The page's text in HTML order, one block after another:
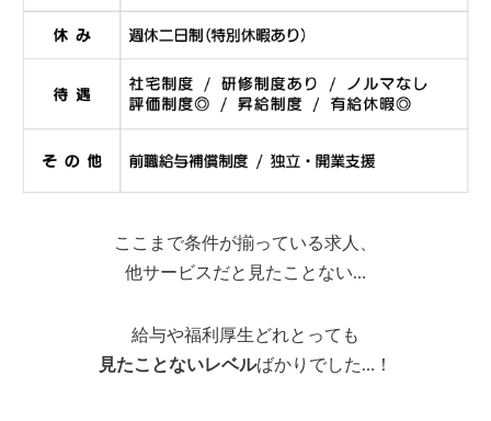
ここまで条件が揃っている求人、
他サービスだと見たことない…
給与や福利厚生どれとっても
見たことないレベルばかりでした…！